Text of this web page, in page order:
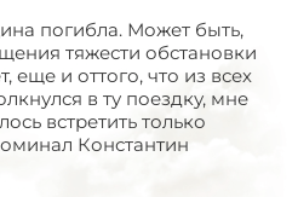
погибла. Может быть,
тяжести обстановки
и оттого, что из всех
в ту поездку, мне
встретить только
Константин